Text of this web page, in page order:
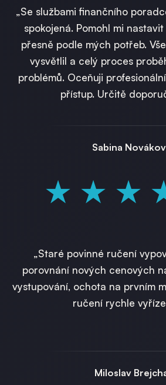
„Se službami finančního
spokojená. Pomohl mi
přesně podle mých potřeb.
vysvětlil a celý proces
problémů. Oceňuji
přístup. Určitě
Sabina
„Staré povinné ručení
porovnání nových cenových
vystupování, ochota na prvním
ručení rychle
Miloslav